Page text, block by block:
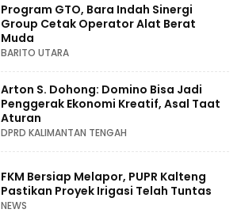
Program GTO, Bara Indah Sinergi
Group Cetak Operator Alat Berat
Muda
BARITO UTARA
Arton S. Dohong: Domino Bisa Jadi
Penggerak Ekonomi Kreatif, Asal Taat
Aturan
DPRD KALIMANTAN TENGAH
FKM Bersiap Melapor, PUPR Kalteng
Pastikan Proyek Irigasi Telah Tuntas
NEWS